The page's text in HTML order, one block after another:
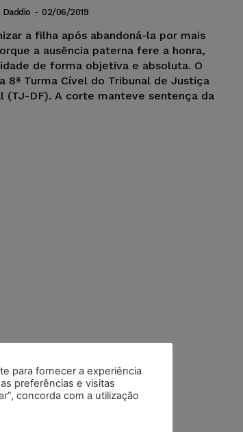
Daddio - 02/06/2019
a filha após abandoná-la por mais
a ausência paterna fere a honra,
de forma objetiva e absoluta. O
8ª Turma Cível do Tribunal de Justiça
(TJ-DF). A corte manteve sentença da
para fornecer a experiência
preferências e visitas
concorda com a utilização